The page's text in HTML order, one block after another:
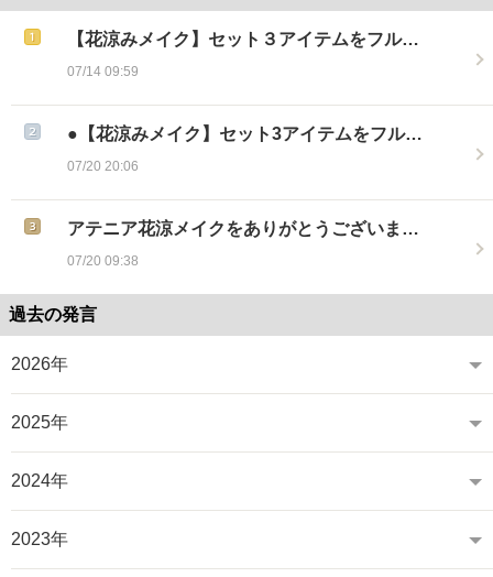
【花涼みメイク】セット３アイテムをフル…
07/14 09:59
●【花涼みメイク】セット3アイテムをフル…
07/20 20:06
アテニア花涼メイクをありがとうございま…
07/20 09:38
過去の発言
2026年
2025年
2024年
2023年